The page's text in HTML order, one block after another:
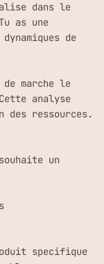
dans le
as une
de
marche le
analyse
ressources.
un
specifique